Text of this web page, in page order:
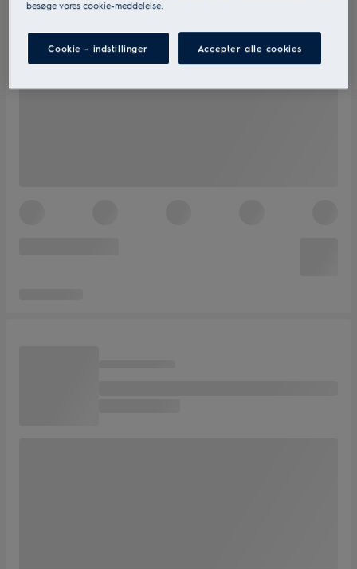
besøge vores cookie-meddelelse.
Cookie - indstillinger Accepter alle cookies